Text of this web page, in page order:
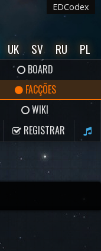
EDCodex
UK SV RU PL
BOARD
FACÇÕES
WIKI
REGISTRAR